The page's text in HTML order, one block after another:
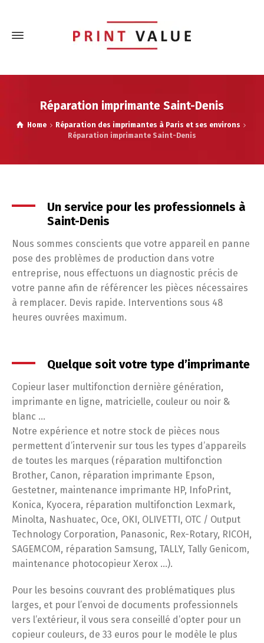
Réparation imprimante Saint-Denis
Home
Réparation des imprimantes à Paris et ses environs
Réparation imprimante Saint-Denis
Un service pour les professionnels à
Saint-Denis
Nous sommes conscients que votre appareil en panne
pose des problèmes de production dans votre
entreprise, nous effectuons un diagnostic précis de
votre panne afin de référencer les pièces nécessaires
à remplacer. Devis rapide. Interventions sous 48
heures ouvrées maximum.
Quelque soit votre type d’imprimante
Copieur laser multifonction dernière génération,
imprimante en ligne, matricielle, couleur ou noir &
blanc …
Notre expérience et notre stock de pièces nous
permettent d’intervenir sur tous les types d’appareils
de toutes les marques (réparation multifonction
Brother, Canon, réparation imprimante Epson,
Gestetner, maintenance imprimante HP, InfoPrint,
Konica, Kyocera, réparation multifonction Lexmark,
Minolta, Nashuatec, Oce, OKI, OLIVETTI, OTC / Output
Technology Corporation, Panasonic, Rex-Rotary, RICOH,
SAGEMCOM, réparation Samsung, TALLY, Tally Genicom,
maintenance photocopieur Xerox …).
Pour les besoins couvrant des problématiques plus
larges, et pour l’envoi de documents professionnels
vers l’extérieur, il vous sera conseillé d’opter pour un
copieur couleurs, de 33 euros pour le modèle le plus